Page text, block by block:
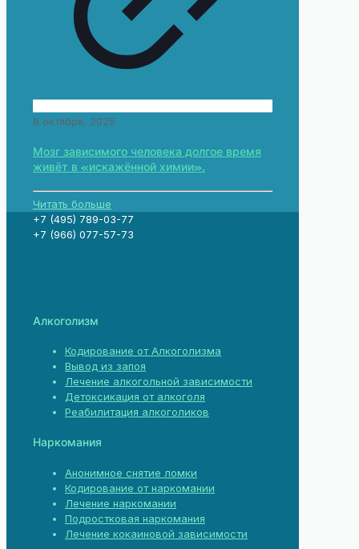
8 октября, 2025
Мозг зависимого человека долгое время
живёт в «искажённой химии».
Читать больше
+7 (495) 789-03-77
+7 (966) 077-57-73
Алкоголизм
Кодирование от Алкоголизма
Вывод из запоя
Лечение алкогольной зависимости
Детоксикация от алкоголя
Реабилитация алкоголиков
Наркомания
Анонимное снятие ломки
Кодирование от наркомании
Лечение наркомании
Подростковая наркомания
Лечение кокаиновой зависимости